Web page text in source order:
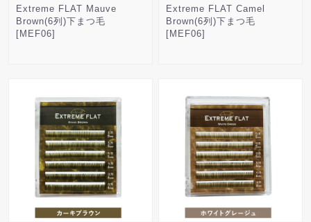
Extreme FLAT Mauve
Brown(6列)下まつ毛
[MEF06]
Extreme FLAT Camel
Brown(6列)下まつ毛
[MEF06]